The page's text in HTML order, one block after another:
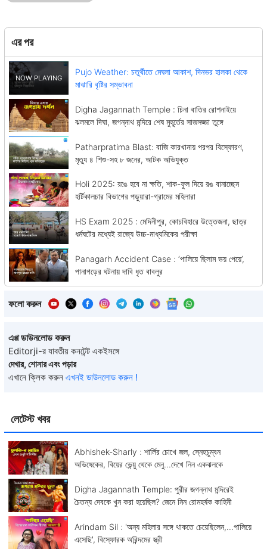
লেটেস্ট খবর
Abhishek-Sharly : শার্লির চোখে জল, স্নেহচুম্বন
অভিষেকের, বিয়ের ভেন্য়ু থেকে মেনু...দেখে নিন একঝলকে
Digha Jagannath Temple: পুরীর জগন্নাথ মন্দিরেই
চৈতন্য দেবকে খুন করা হয়েছিল? জেনে নিন রোমহর্ষক কাহিনী
Arindam Sil : 'অন্য মহিলার সঙ্গে থাকতে চেয়েছিলেন,...পালিয়ে
এসেছি', বিস্ফোরক অরিন্দমের স্ত্রী
এর পর
Pujo Weather: চতুর্থীতে মেঘলা আকাশ, দিনভর হালকা থেকে
মাঝারি বৃষ্টির সম্ভাবনা
Digha Jagannath Temple : চিনা বাতির রোশনাইয়ে
ঝলমলে দিঘা, জগন্নাথ মন্দিরে শেষ মুহূর্তের সাজসজ্জা তুঙ্গে
Patharpratima Blast: বাজি কারখানায় পরপর বিস্ফোরণ,
মৃত্যু ৪ শিশু-সহ ৮ জনের, আটক অভিযুক্ত
Holi 2025: রঙে হবে না ক্ষতি, শাক-ফুল দিয়ে রঙ বানাচ্ছেন
হর্টিকালচার বিভাগের পড়ুয়ারা-গ্রামের মহিলারা
HS Exam 2025 : মেদিনীপুর, কোচবিহারে উত্তেজনা, ছাত্র
ধর্মঘটের মধ্যেই রাজ্যে উচ্চ-মাধ্যমিকের পরীক্ষা
Panagarh Accident Case : ‘পালিয়ে ছিলাম ভয় পেয়ে’,
পানাগড়ের ঘটনায় দাবি ধৃত বাবলুর
ফলো করুন
এপ্প ডাউনলোড করুন
Editorji-র যাবতীয় কনটেন্ট একইসঙ্গে
দেখার, শোনার এবং পড়ার
এখানে ক্লিক করুন এখনই ডাউনলোড করুন !